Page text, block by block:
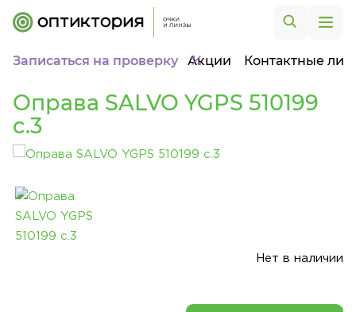
Записаться на проверку Акции Контактные
Оправа SALVO YGPS 510199
c.3
Нет в наличии